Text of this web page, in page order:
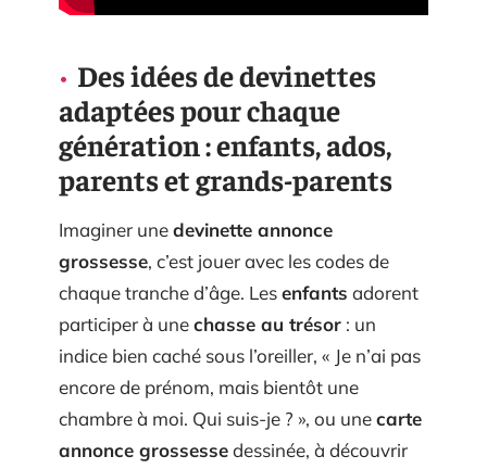
Des idées de devinettes
adaptées pour chaque
génération : enfants, ados,
parents et grands-parents
Imaginer unedevinette annonce
grossesse, c’est jouer avec les codes de
chaque tranche d’âge. Lesenfants adorent
participer à unechasse au trésor : un
indice bien caché sous l’oreiller, « Je n’ai pas
encore de prénom, mais bientôt une
chambre à moi. Qui suis-je ? », ou unecarte
annonce grossessedessinée, à découvrir